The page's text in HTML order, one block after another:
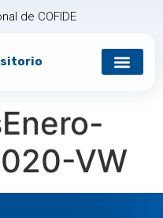
de COFIDE
VW